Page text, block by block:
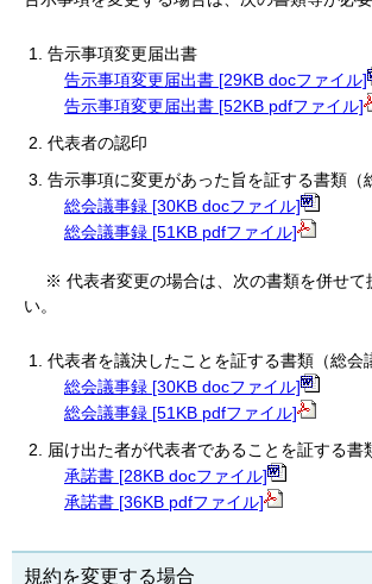
告示事項変更届出書
告示事項変更届出書 [29KB docファイル]
告示事項変更届出書 [52KB pdfファイル]
代表者の認印
告示事項に変更があった旨を証する書類（
総会議事録 [30KB docファイル]
総会議事録 [51KB pdfファイル]
※ 代表者変更の場合は、次の書類を併せて
い。
代表者を議決したことを証する書類（総会
総会議事録 [30KB docファイル]
総会議事録 [51KB pdfファイル]
届け出た者が代表者であることを証する書
承諾書 [28KB docファイル]
承諾書 [36KB pdfファイル]
規約を変更する場合